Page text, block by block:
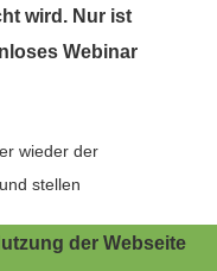
wird. Nur ist
Webinar
wieder der
stellen
der Webseite